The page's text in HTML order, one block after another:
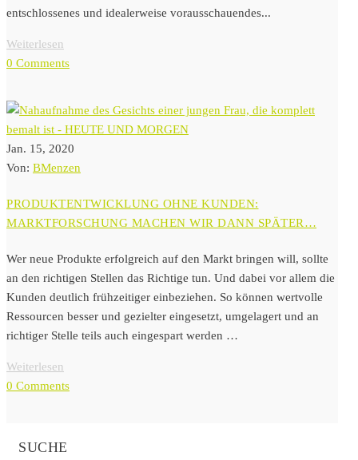
entschlossenes und idealerweise vorausschauendes...
Weiterlesen
0 Comments
Jan. 15, 2020
Von: BMenzen
PRODUKTENTWICKLUNG OHNE KUNDEN:
MARKTFORSCHUNG MACHEN WIR DANN SPÄTER…
Wer neue Produkte erfolgreich auf den Markt bringen will, sollte
an den richtigen Stellen das Richtige tun. Und dabei vor allem die
Kunden deutlich frühzeitiger einbeziehen. So können wertvolle
Ressourcen besser und gezielter eingesetzt, umgelagert und an
richtiger Stelle teils auch eingespart werden …
Weiterlesen
0 Comments
SUCHE